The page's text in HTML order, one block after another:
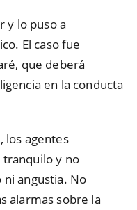
y lo puso a
El caso fue
que deberá
en la conducta
los agentes
y no
angustia. No
alarmas sobre la